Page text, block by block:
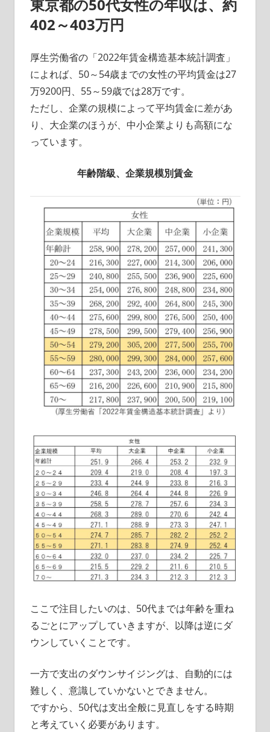
東京都の50代女性の年収は、約
402～403万円
厚生労働省の「2022年賃金構造基本統計調査」
によれば、50～54歳までの女性の平均賃金は27
万9200円、55～59歳では28万です。
ただし、企業の規模によって平均賃金に差があ
り、大企業のほうが、中小企業よりも高額にな
っています。
年齢階級、企業規模別賃金
ここで注目したいのは、50代までは年齢を重ね
るごとにアップしていきますが、以降は逆にダ
ウンしていくことです。
一方で支出のダウンサイジングは、自動的には
難しく、意識していかないとできません。
ですから、50代は支出全般に見直しをする時期
と考えていく必要があります。